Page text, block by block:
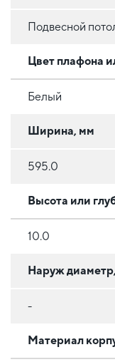
Подвесной
Цвет плафона
Белый
Ширина, мм
595.0
Высота или
10.0
Наруж
-
Материал